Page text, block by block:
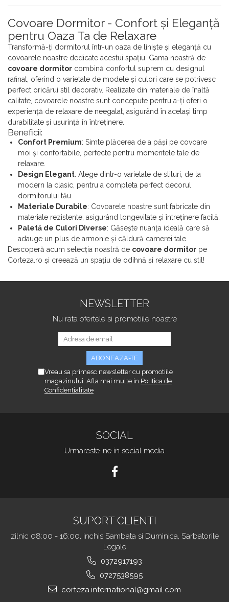
Covoare Dormitor - Confort și Eleganță
pentru Oaza Ta de Relaxare
Transformă-ți dormitorul într-un oaza de liniște și eleganță cu
covoarele noastre dedicate acestui spațiu. Gama noastră de
covoare dormitor combină confortul suprem cu designul
rafinat, oferind o varietate de modele și culori care se potrivesc
perfect oricărui stil decorativ. Realizate din materiale de înaltă
calitate, covoarele noastre sunt concepute pentru a-ți oferi o
experiență de relaxare de neegalat, asigurând în același timp
durabilitate și ușurință în întreținere.
Beneficii:
Confort Premium: Simte plăcerea de a păși pe covoare
moi și confortabile, perfecte pentru momentele tale de
relaxare.
Design Elegant: Alege dintr-o varietate de stiluri, de la
modern la clasic, pentru a completa perfect decorul
dormitorului tău.
Materiale Durabile: Covoarele noastre sunt fabricate din
materiale rezistente, asigurând longevitate și întreținere facilă.
Paletă de Culori Diverse: Găsește nuanța ideală care să
adauge un plus de armonie și căldură camerei tale.
Descoperă acum selecția noastră de covoare dormitor pe
Corteza.ro și creează un spațiu de odihnă și relaxare cu stil!
NEWSLETTER
Nu rata ofertele si promotiile noastre
Vreau sa primesc newsletter cu promotiile
magazinului. Afla mai multe in Politica de
Confidentialitate
SOCIAL
Urmareste-ne in social media
SUPORT CLIENTI
zilnic 08:00 - 16:00, inchis Sambata si Duminica, Sarbatorile
Legale
0372917193
0727538595
corteza.international@gmail.com